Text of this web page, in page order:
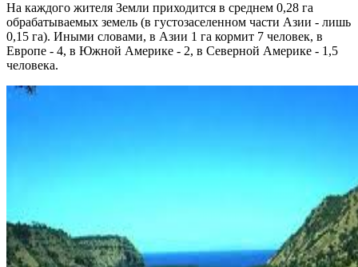
На каждого жителя Земли приходится в среднем 0,28 га
обрабатываемых земель (в густозаселенном части Азии - лишь
0,15 га). Иными словами, в Азии 1 га кормит 7 человек, в
Европе - 4, в Южной Америке - 2, в Северной Америке - 1,5
человека.